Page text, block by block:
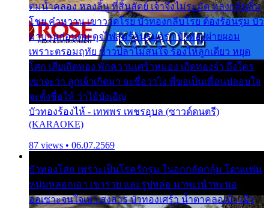
ตมน้ำคลอง หลงลิ้น ที่สิ้นสัตย์ เจ้าจึงไม่ระมัด หลงกลิ่นลิ้น
โชย คำหวาน เขาวาดโรย บัวทองกลีบโรย ต้องร้อนรุม บัว
มาบานก่อนตูม ดุจไฟสุมร้อนรุมอุรา บัวทองผ่ายผอม
เพราะตรอมฤทัย ข้าวปลาไม่สนใจ ร้องไห้ลูกเดียว หยุด
โศก เสียเถิดทอง พักความเศร้าหมอง เถิดทองจ๋า ถึงใคร
เขาจะว่า ลูกเจ้าเกิดมา จะชื่อว่าไง พี่ขอเป็นเพื่อนปลอบใจ
จะตั้งชื่อให้ ว่าไอ้บังเอิญ
บัวทองร้องไห้ - เทพพร เพชรอุบล (ซาวด์ดนตรี)
(KARAOKE)
87 views • 06.07.2569
บัวทองโศก เพราะเป็นโรครักรุม ในอกกลัดกลุ้ม โดนแฟน
หนุ่มหลอกเอา เขารวย และรูปหล่อ มาพะเน้าพะนอ
ออเซาะจนใจเบา สงสาร บัวทองเศร้า น้ำตาคลอเบ้า เฝ้า